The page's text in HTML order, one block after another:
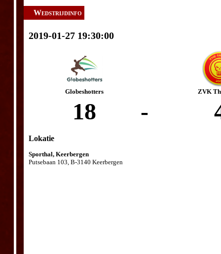
Wedstrijdinfo
2019-01-27 19:30:00
Globeshotters ZVK
18 -
Lokatie
Sporthal, Keerbergen
Putsebaan 103, B-3140 Keerbergen